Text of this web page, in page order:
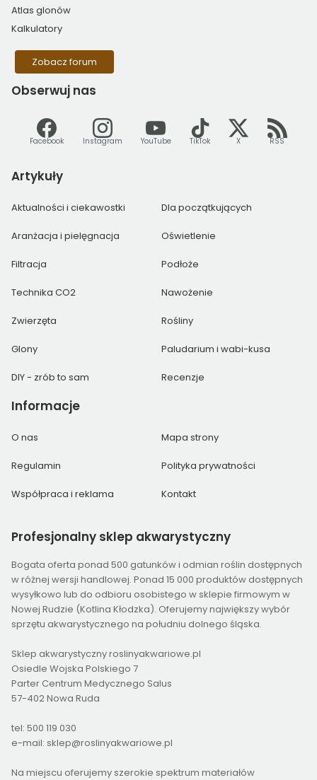
Atlas glonów
Kalkulatory
Zobacz forum
Obserwuj nas
Facebook Instagram YouTube TikTok X RSS
Artykuły
Aktualności i ciekawostki Dla początkujących
Aranżacja i pielęgnacja Oświetlenie
Filtracja Podłoże
Technika CO2 Nawożenie
Zwierzęta Rośliny
Glony Paludarium i wabi-kusa
DIY - zrób to sam Recenzje
Informacje
O nas Mapa strony
Regulamin Polityka prywatności
Współpraca i reklama Kontakt
Profesjonalny sklep akwarystyczny
Bogata oferta ponad 500 gatunków i odmian roślin dostępnych
w różnej wersji handlowej. Ponad 15 000 produktów dostępnych
wysyłkowo lub do odbioru osobistego w sklepie firmowym w
Nowej Rudzie (Kotlina Kłodzka). Oferujemy największy wybór
sprzętu akwarystycznego na południu dolnego śląska.
Sklep akwarystyczny roslinyakwariowe.pl
Osiedle Wojska Polskiego 7
Parter Centrum Medycznego Salus
57-402 Nowa Ruda
tel: 500 119 030
e-mail: sklep@roslinyakwariowe.pl
Na miejscu oferujemy szerokie spektrum materiałów